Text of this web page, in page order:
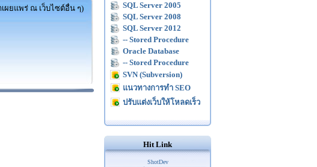
เผยแพร่ ณ เว็บไซต์อื่น ๆ)
SQL Server 2005
SQL Server 2008
SQL Server 2012
-- Stored Procedure
Oracle Database
-- Stored Procedure
SVN (Subversion)
แนวทางการทำ SEO
ปรับแต่งเว็บให้โหลดเร็ว
Hit Link
ShotDev